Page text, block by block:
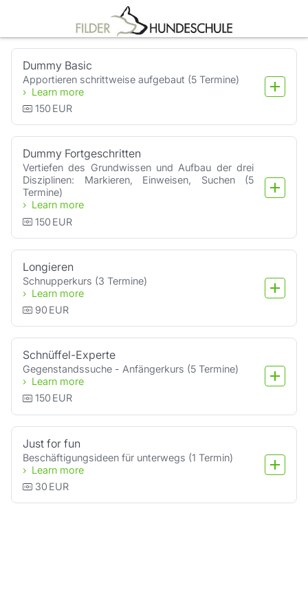
Booking step Select your services
Dummy Basic
Apportieren schrittweise aufgebaut (5 Termine)
Learn more
150 EUR
Dummy Fortgeschritten
Vertiefen des Grundwissen und Aufbau der drei
Disziplinen: Markieren, Einweisen, Suchen (5
Termine)
Learn more
150 EUR
Longieren
Schnupperkurs (3 Termine)
Learn more
90 EUR
Schnüffel-Experte
Gegenstandssuche - Anfängerkurs (5 Termine)
Learn more
150 EUR
Just for fun
Beschäftigungsideen für unterwegs (1 Termin)
Learn more
30 EUR